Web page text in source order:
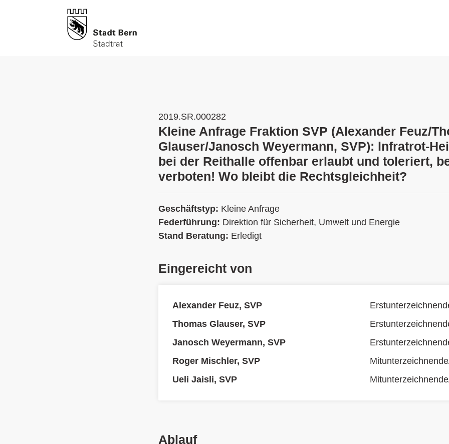
2019.SR.000282
Kleine Anfrage Fraktion SVP (Alexander Feuz/
Glauser/Janosch Weyermann, SVP): lnfratrot-
bei der Reithalle offenbar erlaubt und toleriert,
verboten! Wo bleibt die Rechtsgleichheit?
Geschäftstyp: Kleine Anfrage
Federführung: Direktion für Sicherheit, Umwelt und Energie
Stand Beratung: Erledigt
Eingereicht von
Alexander Feuz, SVP
Thomas Glauser, SVP
Janosch Weyermann, SVP
Roger Mischler, SVP
Ueli Jaisli, SVP
Ablauf